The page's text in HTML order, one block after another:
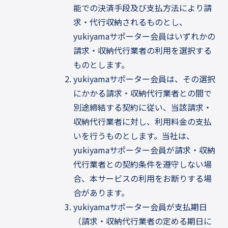
能での決済手段及び支払方法により請
求・代行収納されるものとし、
yukiyamaサポーター会員はいずれかの
請求・収納代行業者の利用を選択する
ものとします。
yukiyamaサポーター会員は、その選択
にかかる請求・収納代行業者との間で
別途締結する契約に従い、当該請求・
収納代行業者に対し、利用料金の支払
いを行うものとします。当社は、
yukiyamaサポーター会員が請求・収納
代行業者との契約条件を遵守しない場
合、本サービスの利用をお断りする場
合があります。
yukiyamaサポーター会員が支払期日
（請求・収納代行業者の定める期日に